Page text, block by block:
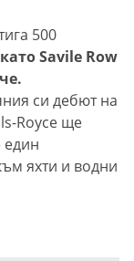
500
Savile Row
си дебют на
Royce ще
яхти и водни